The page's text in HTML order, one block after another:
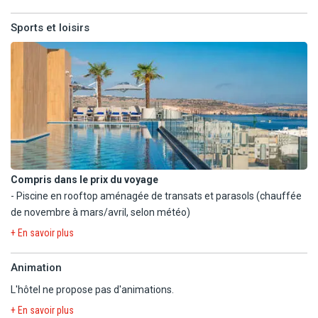
- Sema Sky : Bar rooftop (ouvert selon conditions
météorologiques)
- Bar-salon Vida
En supplément :
- Formule demi-pension : petit-déjeuner et dîner.
Note : Le dîner est servi sous forme de menu à la carte/table
d'hôte. Selon le taux d'occupation, il pourra être servi sous forme
de buffet.
- 2 salles de conférence
- Location de voiture
Sports et loisirs
Compris dans le prix du voyage
- Piscine en rooftop aménagée de transats et parasols (chauffée
de novembre à mars/avril, selon météo)
- Salle de fitness
A PROXIMITE :
+ En savoir plus
Animation
L'hôtel ne propose pas d'animations.
+ En savoir plus